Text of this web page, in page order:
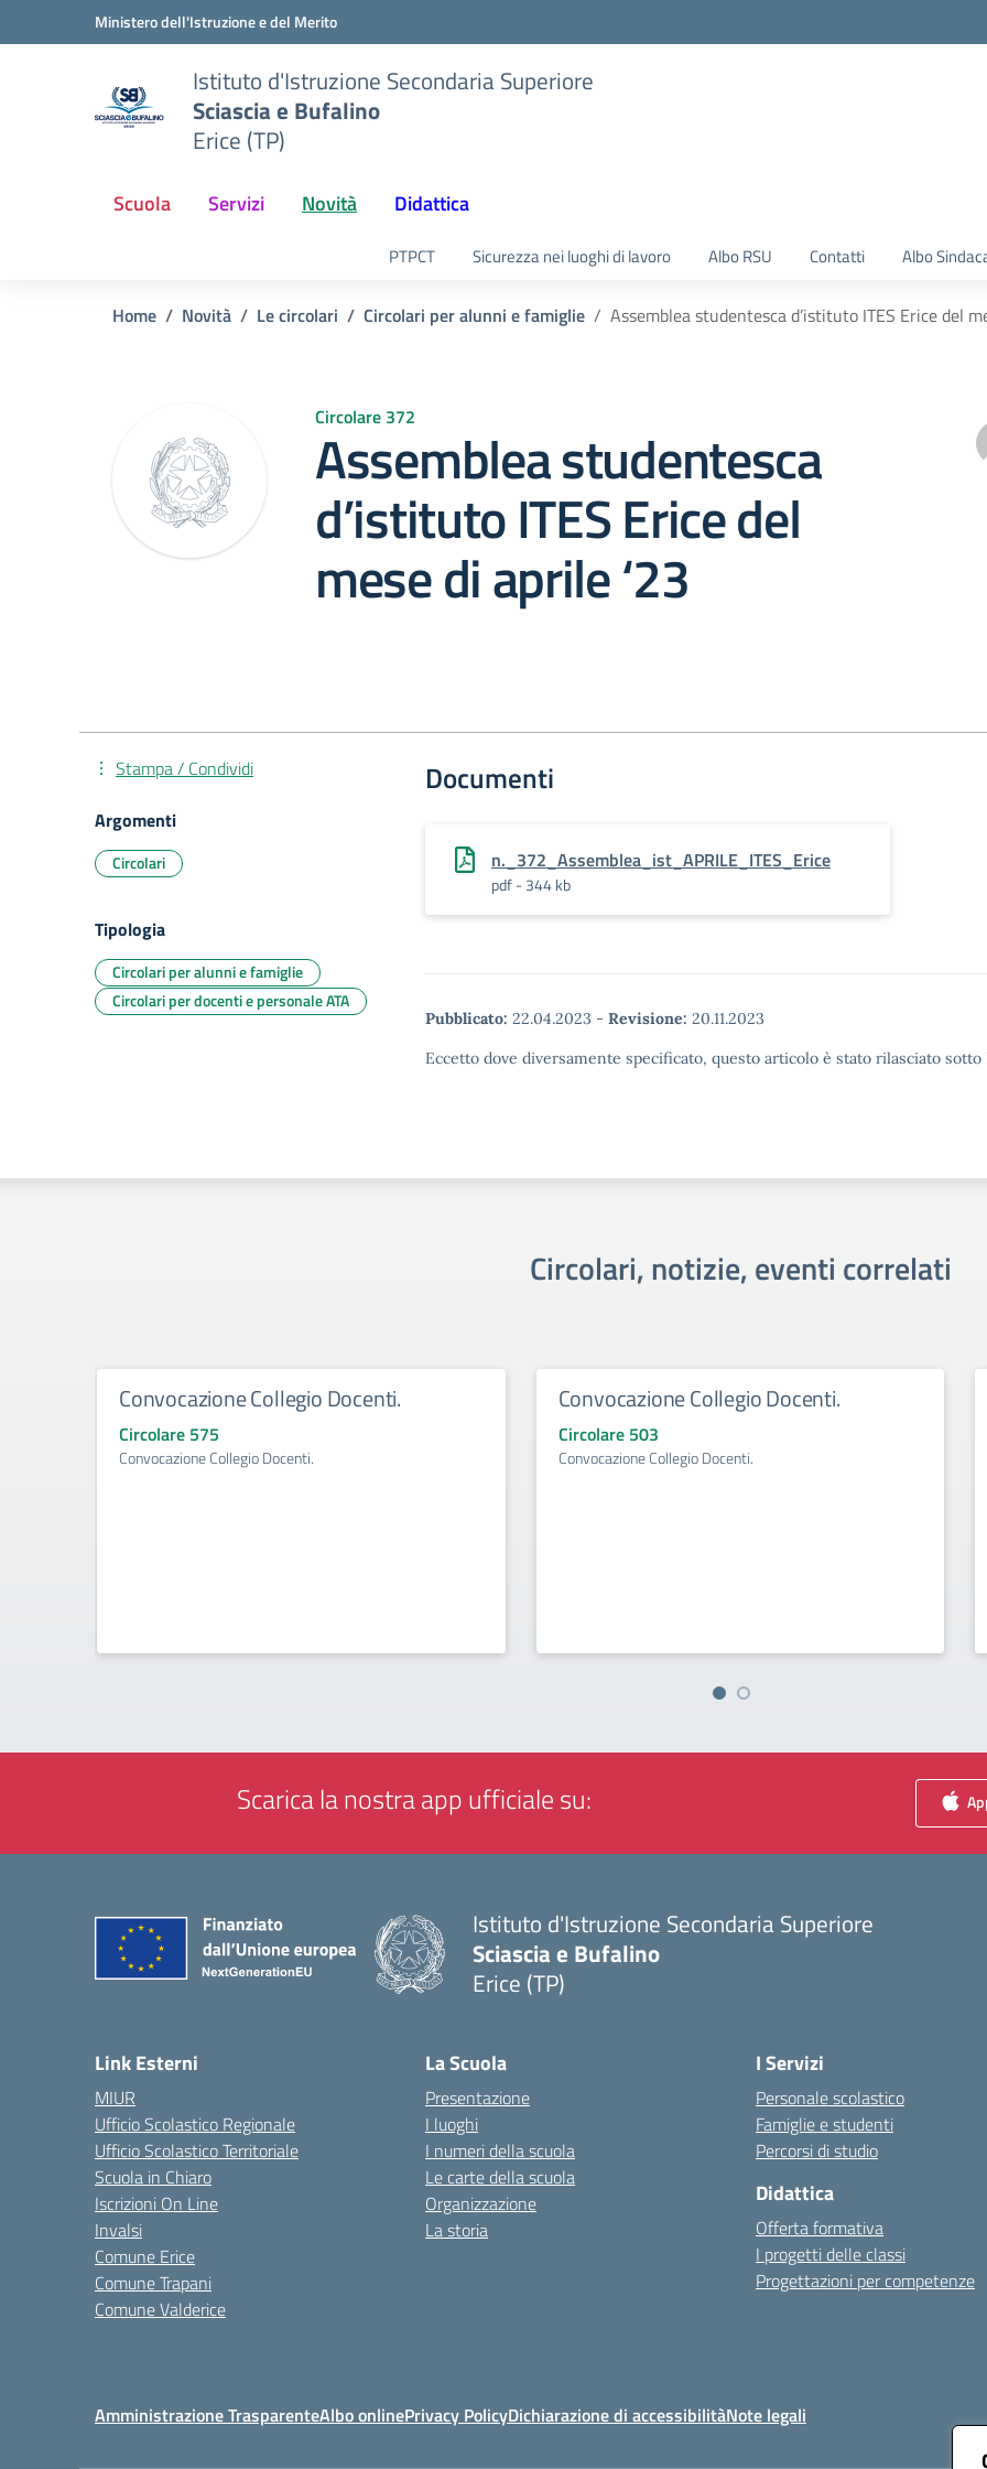
Vai ai contenuti
Vai al menu di navigazioneMinistero dell'Istruzione e del Merito
Istituto d'Istruzione Secondaria Superiore
Sciascia e Bufalino
Erice (TP)
Scuola Servizi Novità Didattica
PTPCT Sicurezza nei luoghi di lavoro Albo RSU Contatti Albo
Home Novità Le circolari Circolari per alunni e famiglie Assemblea studentesca d’istituto ITES Erice del
Circolare 372
Assemblea studentesca
d’istituto ITES Erice del
mese di aprile ‘23
Documenti
n._372_Assemblea_ist_APRILE_ITES_Erice
pdf - 344 kb
Pubblicato: 22.04.2023 - Revisione: 20.11.2023
Eccetto dove diversamente specificato, questo articolo è stato rilasciato
Stampa / Condividi
Argomenti
Circolari
Tipologia
Circolari per alunni e famiglie
Circolari per docenti e personale ATA
Circolari, notizie, eventi correlati
Convocazione Collegio Docenti.
Circolare 575
Convocazione Collegio Docenti.
Convocazione Collegio Docenti.
Circolare 503
Convocazione Collegio Docenti.
Scarica la nostra app ufficiale su:
Istituto d'Istruzione Secondaria Superiore
Sciascia e Bufalino
Erice (TP)
Link Esterni
MIUR
Ufficio Scolastico Regionale
Ufficio Scolastico Territoriale
Scuola in Chiaro
Iscrizioni On Line
Invalsi
Comune Erice
Comune Trapani
Comune Valderice
La Scuola
Presentazione
I luoghi
I numeri della scuola
Le carte della scuola
Organizzazione
La storia
I Servizi
Personale scolastico
Famiglie e studenti
Percorsi di studio
Didattica
Offerta formativa
I progetti delle classi
Progettazioni per competenze
Amministrazione TrasparenteAlbo onlinePrivacy PolicyDichiarazione di accessibilitàNote legali